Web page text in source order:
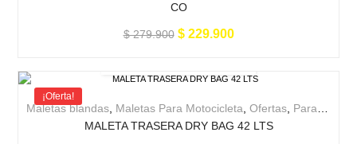
CO
$279.900 $229.900
¡Oferta!
Maletas blandas Maletas Para Motocicleta Ofertas Para la moto
MALETA TRASERA DRY BAG 42 LTS